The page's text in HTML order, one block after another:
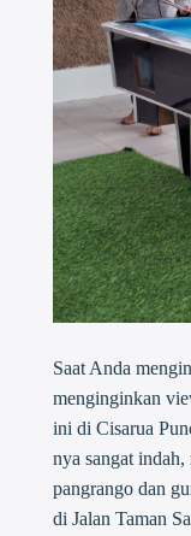
Saat Anda
menginginkan
ini di Cisarua
nya sangat
pangrango dan
di Jalan Taman